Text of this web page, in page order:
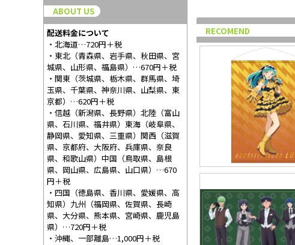
ABOUT US
配送料金について
・北海道…720円＋税
・東北（青森県、岩手県、秋田県、宮
城県、山形県、福島県）…670円＋税
・関東（茨城県、栃木県、群馬県、埼
玉県、千葉県、神奈川県、山梨県、東
京都）…620円＋税
・信越（新潟県、長野県）北陸（富山
県、石川県、福井県）東海（岐阜県、
静岡県、愛知県、三重県）関西（滋賀
県、京都府、大阪府、兵庫県、奈良
県、和歌山県）中国（鳥取県、島根
県、岡山県、広島県、山口県）…670
円＋税
・四国（徳島県、香川県、愛媛県、高
知県）九州（福岡県、佐賀県、長崎
県、大分県、熊本県、宮崎県、鹿児島
県）…720円＋税
・沖縄、一部離島…1,000円＋税
RECOMEND